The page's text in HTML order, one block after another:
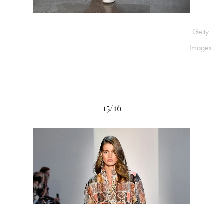
Getty
Images
15/16